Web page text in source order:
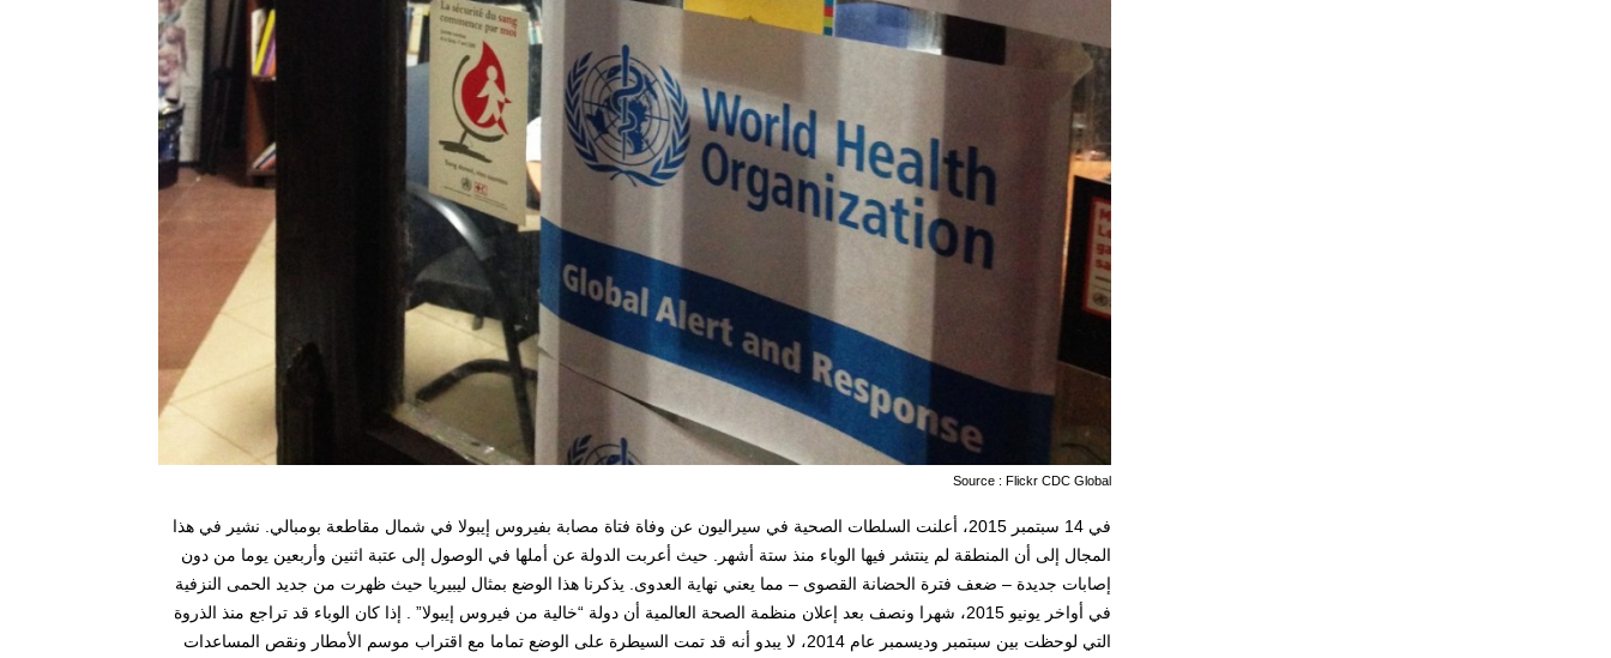
Source : Flickr CDC Global
في 14 سبتمبر 2015، أعلنت السلطات الصحية في سيراليون عن وفاة فتاة مصابة بفيروس إيبولا في شمال مقاطعة بومبالي. نشير في هذا
المجال إلى أن المنطقة لم ينتشر فيها الوباء منذ ستة أشهر. حيث أعربت الدولة عن أملها في الوصول إلى عتبة اثنين وأربعين يوما من دون
إصابات جديدة – ضعف فترة الحضانة القصوى – مما يعني نهاية العدوى. يذكرنا هذا الوضع بمثال ليبيريا حيث ظهرت من جديد الحمى النزفية
في أواخر يونيو 2015، شهرا ونصف بعد إعلان منظمة الصحة العالمية أن دولة “خالية من فيروس إيبولا” . إذا كان الوباء قد تراجع منذ الذروة
التي لوحظت بين سبتمبر وديسمبر عام 2014، لا يبدو أنه قد تمت السيطرة على الوضع تماما مع اقتراب موسم الأمطار ونقص المساعدات